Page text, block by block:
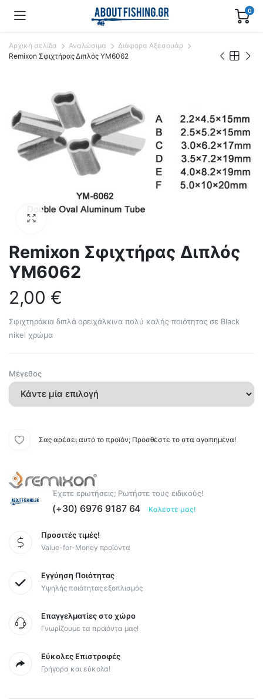
0
Αρχική σελίδα Αναλώσιμα
Διάφορα Αξεσουάρ
Remixon Σφιχτήρας Διπλός YM6062
Remixon Σφιχτήρας Διπλός
YM6062
2,00 €
Σφιχτηράκια διπλά ορειχάλκινα πολύ καλής ποιότητας σε Black
nikel χρώμα
Μέγεθος
Σας αρέσει αυτό το προϊόν; Προσθέστε το στα αγαπημένα!
Έχετε ερωτήσεις; Ρωτήστε τους ειδικούς!
(+30) 6976 9187 64 Καλέστε μας!
Προσιτές τιμές!
Value-for-Money προϊόντα
Εγγύηση Ποιότητας
Υψηλής ποιότητας εξοπλισμός
Επαγγελματίες στο χώρο
Γνωρίζουμε τα προϊόντα μας!
Εύκολες Επιστροφές
Γρήγορα και εύκολα!